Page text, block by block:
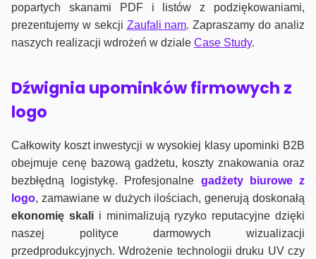
popartych skanami PDF i listów z podziękowaniami,
prezentujemy w sekcji Zaufali nam. Zapraszamy do analiz
naszych realizacji wdrożeń w dziale Case Study.
Dźwignia upominków firmowych z
logo
Całkowity koszt inwestycji w wysokiej klasy upominki B2B
obejmuje cenę bazową gadżetu, koszty znakowania oraz
bezbłędną logistykę. Profesjonalne gadżety biurowe z
logo, zamawiane w dużych ilościach, generują doskonałą
ekonomię skalii minimalizują ryzyko reputacyjne dzięki
naszej polityce darmowych wizualizacji
przedprodukcyjnych. Wdrożenie technologii druku UV czy